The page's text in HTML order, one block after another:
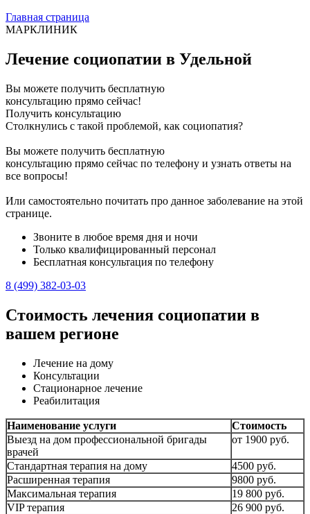
Главная страница
МАРКЛИНИК
Лечение социопатии в Удельной
Вы можете получить бесплатную
консультацию прямо сейчас!
Получить консультацию
Столкнулись с такой проблемой, как социопатия?
Вы можете получить бесплатную
консультацию прямо сейчас по телефону и узнать ответы на
все вопросы!
Или самостоятельно почитать про данное заболевание на этой
странице.
Звоните в любое время дня и ночи
Только квалифицированный персонал
Бесплатная консультация по телефону
8 (499) 382-03-03
Стоимость лечения социопатии в
вашем регионе
Лечение на дому
Консультации
Стационарное лечение
Реабилитация
Наименование услуги
Стоимость
Выезд на дом профессиональной бригады
врачей
от 1900 руб.
Стандартная терапия на дому
4500 руб.
Расширенная терапия
9800 руб.
Максимальная терапия
19 800 руб.
VIP терапия
26 900 руб.